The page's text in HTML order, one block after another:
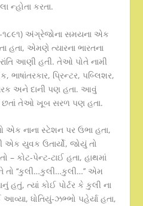
ન્હોતા કરતા.
૧૮૯૧) અંગ્રેજોના સમયના એક
હતા, એમણે ત્યારના ભારતના
આણી હતી. તેઓ પોતે નામી
પ્રિન્ટર, પબ્લિશર,
અને દાની પણ હતા. આવું
છતાં તેઓ ખૂબ સરળ પણ હતા.
નાના સ્ટેશન પર ઉભા હતા,
યુવક ઉતાર્યો, જોયું તો
– કોટ-પેન્ટ-ટાઈ હતા, હાથમાં
‘‘કુલી…કુલી…કુલી…’’ એમ
હતું, ત્યાં કોઈ પોર્ટર કે કુલી ના
ધોતિયું-ઝભ્ભો પહેર્યા હતા,